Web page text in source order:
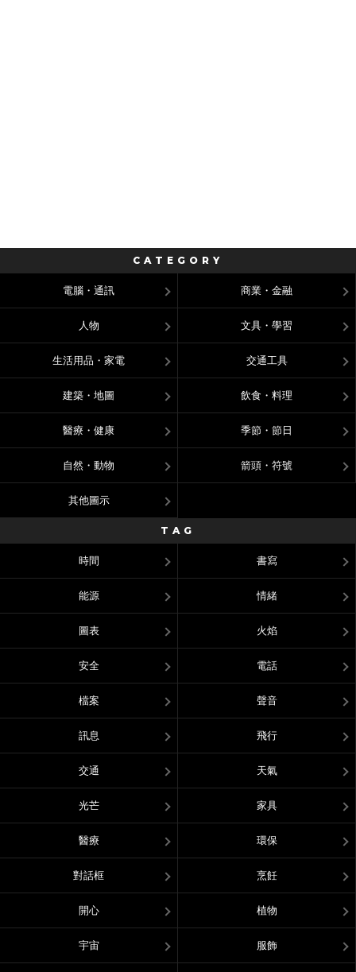
CATEGORY
電腦・通訊 商業・金融
人物 文具・學習
生活用品・家電 交通工具
建築・地圖 飲食・料理
醫療・健康 季節・節日
自然・動物 箭頭・符號
其他圖示
TAG
時間 書寫
能源 情緒
圖表 火焰
安全 電話
檔案 聲音
訊息 飛行
交通 天氣
光芒 家具
醫療 環保
對話框 烹飪
開心 植物
宇宙 服飾